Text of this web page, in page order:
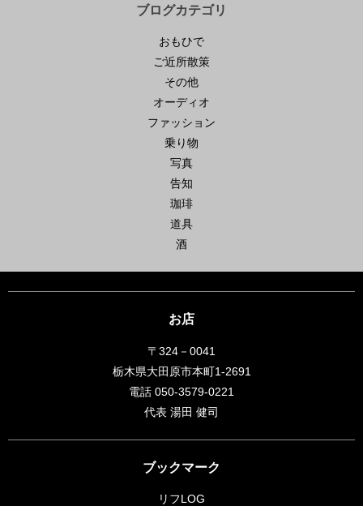
ブログカテゴリ
おもひで
ご近所散策
その他
オーディオ
ファッション
乗り物
写真
告知
珈琲
道具
酒
お店
〒324－0041
栃木県大田原市本町1-2691
電話 050-3579-0221
代表 湯田 健司
ブックマーク
リフLOG